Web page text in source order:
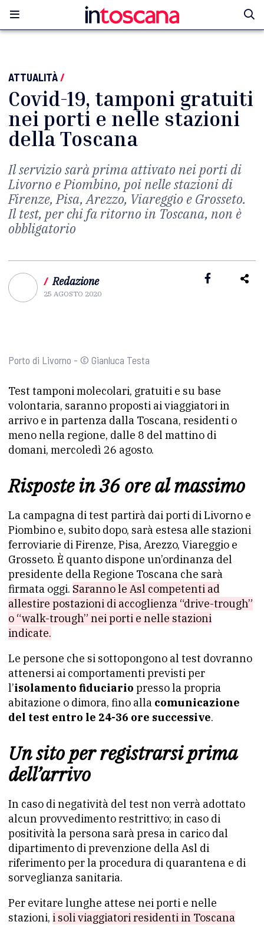
ATTUALITÀ/
Covid-19, tamponi gratuiti
nei porti e nelle stazioni
della Toscana
Il servizio sarà prima attivato nei porti di
Livorno e Piombino, poi nelle stazioni di
Firenze, Pisa, Arezzo, Viareggio e Grosseto.
Il test, per chi fa ritorno in Toscana, non è
obbligatorio
/ Redazione
25 AGOSTO 2020
Porto di Livorno - © Gianluca Testa
Test tamponi molecolari, gratuiti e su base
volontaria, saranno proposti ai viaggiatori in
arrivo e in partenza dalla Toscana, residenti o
meno nella regione, dalle 8 del mattino di
domani, mercoledì 26 agosto.
Risposte in 36 ore al massimo
La campagna di test partirà dai porti di Livorno e
Piombino e, subito dopo, sarà estesa alle stazioni
ferroviarie di Firenze, Pisa, Arezzo, Viareggio e
Grosseto. È quanto dispone un’ordinanza del
presidente della Regione Toscana che sarà
firmata oggi. Saranno le Asl competenti ad
allestire postazioni di accoglienza “drive-trough”
o “walk-trough” nei porti e nelle stazioni
indicate.
Le persone che si sottopongono al test dovranno
attenersi ai comportamenti previsti per
l’isolamento fiduciario presso la propria
abitazione o dimora, fino alla comunicazione
del test entro le 24-36 ore successive.
Un sito per registrarsi prima
dell’arrivo
In caso di negatività del test non verrà adottato
alcun provvedimento restrittivo; in caso di
positività la persona sarà presa in carico dal
dipartimento di prevenzione della Asl di
riferimento per la procedura di quarantena e di
sorveglianza sanitaria.
Per evitare lunghe attese nei porti e nelle
stazioni, i soli viaggiatori residenti in Toscana